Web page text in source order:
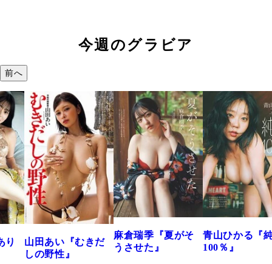
今週のグラビア
前へ
だ
麻倉瑞季『夏がそ
うさせた』
青山ひかる『純度
100％』
溝端 葵『もう
つの、あおい
で。』
2026年08月09日